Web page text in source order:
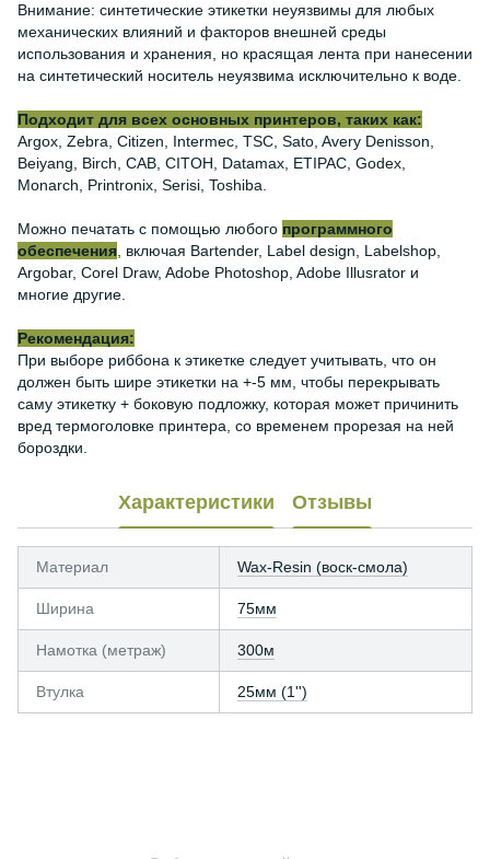
Внимание: синтетические этикетки неуязвимы для любых
механических влияний и факторов внешней среды
использования и хранения, но красящая лента при нанесении
на синтетический носитель неуязвима исключительно к воде.
Подходит для всех основных принтеров, таких как:
Argox, Zebra, Citizen, Intermec, TSC, Sato, Avery Denisson,
Beiyang, Birch, CAB, CITOH, Datamax, ETIPAC, Godex,
Monarch, Printronix, Serisi, Toshiba.
Можно печатать с помощью любого программного
обеспечения , включая Bartender, Label design, Labelshop,
Argobar, Corel Draw, Adobe Photoshop, Adobe Illusrator и
многие другие.
Рекомендация:
При выборе риббона к этикетке следует учитывать, что он
должен быть шире этикетки на +-5 мм, чтобы перекрывать
саму этикетку + боковую подложку, которая может причинить
вред термоголовке принтера, со временем прорезая на ней
бороздки.
Характеристики Отзывы
Материал Wax-Resin (воск-смола)
Ширина 75мм
Намотка (метраж) 300м
Втулка 25мм (1'')